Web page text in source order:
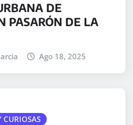
DE
PASARÓN DE LA
Ago 18, 2025
CURIOSAS